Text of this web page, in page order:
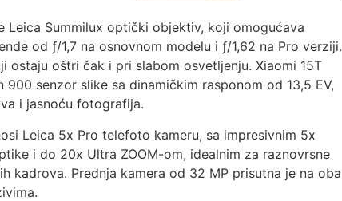
Leica Summilux optički objektiv, koji omogućava
od ƒ/1,7 na osnovnom modelu i ƒ/1,62 na Pro verziji.
ostaju oštri čak i pri slabom osvetljenju. Xiaomi 15T
senzor slike sa dinamičkim rasponom od 13,5 EV,
i jasnoću fotografija.
Leica 5x Pro telefoto kameru, sa impresivnim 5x
i do 20x Ultra ZOOM-om, idealnim za raznovrsne
kadrova. Prednja kamera od 32 MP prisutna je na oba